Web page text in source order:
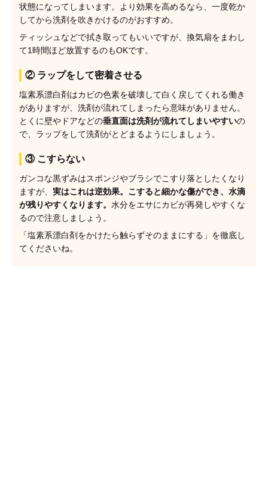
状態になってしまいます。より効果を高めるなら、一度乾か
してから洗剤を吹きかけるのがおすすめ。
ティッシュなどで拭き取ってもいいですが、換気扇をまわし
て1時間ほど放置するのもOKです。
② ラップをして密着させる
塩素系漂白剤はカビの色素を破壊して白く戻してくれる働き
がありますが、洗剤が流れてしまったら意味がありません。
とくに壁やドアなどの垂直面は洗剤が流れてしまいやすいの
で、ラップをして洗剤がとどまるようにしましょう。
③ こすらない
ガンコな黒ずみはスポンジやブラシでこすり落としたくなり
ますが、 実はこれは逆効果。こすると細かな傷ができ、水滴
が残りやすくなります。 水分をエサにカビが再発しやすくな
るので注意しましょう。
「塩素系漂白剤をかけたら触らずそのままにする」を徹底し
てくださいね。